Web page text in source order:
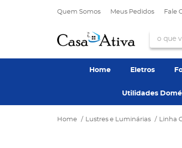
Quem Somos Meus Pedidos Fale
Home Eletros
Utilidades
Home Lustres e Luminárias Linha